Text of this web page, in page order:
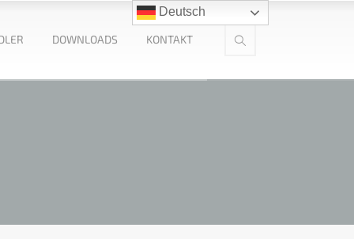
DOWNLOADS KONTAKT
Deutsch